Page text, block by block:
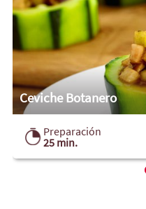
Ceviche Botanero
Preparación
25 min.